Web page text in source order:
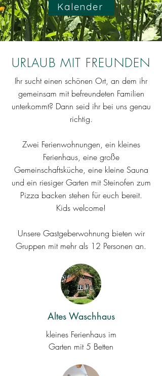
Kalender
URLAUB MIT FREUNDEN
Ihr sucht einen schönen Ort, an dem ihr
gemeinsam mit befreundeten Familien
unterkommt? Dann seid ihr bei uns genau
richtig.
Zwei Ferienwohnungen, ein kleines
Ferienhaus, eine große
Gemeinschaftsküche, eine kleine Sauna
und ein riesiger Garten mit Steinofen zum
Pizza backen stehen für euch bereit.
Kids welcome!
Unsere Gastgeberwohnung bieten wir
Gruppen mit mehr als 12 Personen an.
Altes Waschhaus
kleines Ferienhaus im
Garten mit 5 Betten